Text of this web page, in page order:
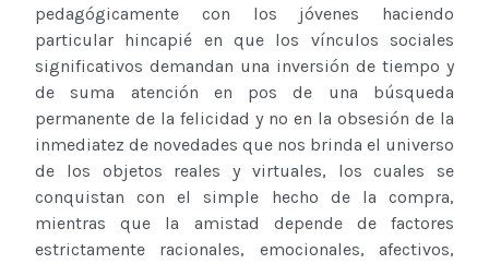
pedagógicamente con los jóvenes haciendo
particular hincapié en que los vínculos sociales
significativos demandan una inversión de tiempo y
de suma atención en pos de una búsqueda
permanente de la felicidad y no en la obsesión de la
inmediatez de novedades que nos brinda el universo
de los objetos reales y virtuales, los cuales se
conquistan con el simple hecho de la compra,
mientras que la amistad depende de factores
estrictamente racionales, emocionales, afectivos,